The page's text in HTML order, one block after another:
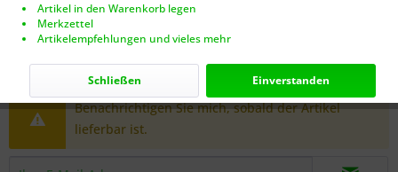
Dieser Artikel steht derzeit nicht zur Verfügung!
Benachrichtigen Sie mich, sobald der Artikel
lieferbar ist.
Artikel in den Warenkorb legen
Merkzettel
Artikelempfehlungen und vieles mehr
Einverstanden
Schließen